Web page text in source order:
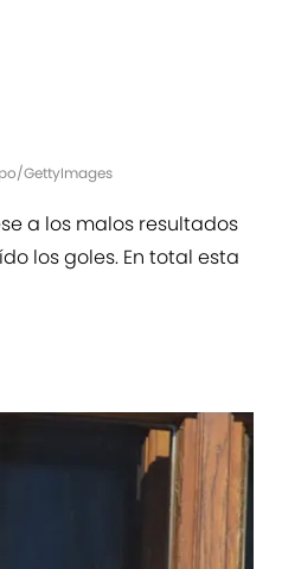
GettyImages
a los malos resultados
los goles. En total esta